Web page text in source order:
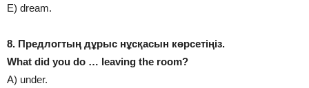
E) dream.
8. Предлогтың дұрыс нұсқасын көрсетіңіз.
What dіd you do … leavіng the room?
A) under.